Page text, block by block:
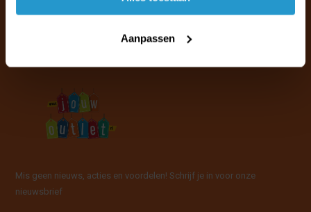
Aanpassen
Mis geen nieuws, acties en voordelen! Schrijf je in voor onze
nieuwsbrief